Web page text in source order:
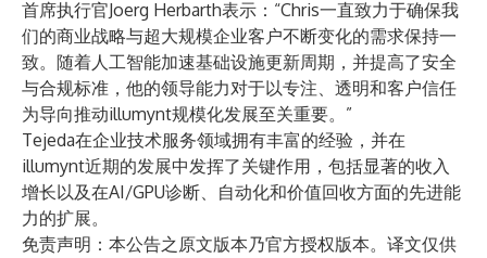
首席执行官Joerg Herbarth表示：“Chris一直致力于确保我
们的商业战略与超大规模企业客户不断变化的需求保持一
致。随着人工智能加速基础设施更新周期，并提高了安全
与合规标准，他的领导能力对于以专注、透明和客户信任
为导向推动illumynt规模化发展至关重要。”
Tejeda在企业技术服务领域拥有丰富的经验，并在
illumynt近期的发展中发挥了关键作用，包括显著的收入
增长以及在AI/GPU诊断、自动化和价值回收方面的先进能
力的扩展。
免责声明：本公告之原文版本乃官方授权版本。译文仅供